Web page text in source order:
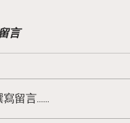
言
寫留言......